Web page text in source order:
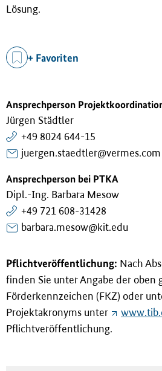
Lösung.
+ Favoriten
Ansprechperson
Jürgen Städtler
+49 8024 644-15
juergen.staedtler@vermes.com
Ansprechperson bei PTKA
Dipl.-Ing. Barbara Mesow
+49 721 608-31428
barbara.mesow@kit.edu
Pflichtveröffentlichung: Nach
finden Sie unter Angabe der oben
Förderkennzeichen (FKZ) oder
Projektakronyms unter
Pflichtveröffentlichung.